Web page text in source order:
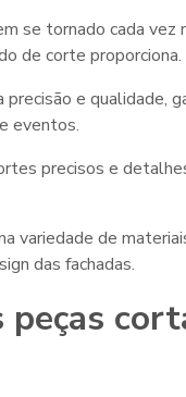
se tornado cada vez
de corte proporciona.
e qualidade,
eventos.
precisos e
de
das fachadas.
peças